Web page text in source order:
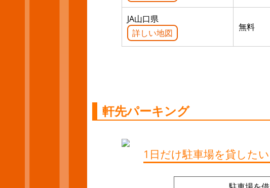
JA山口県
詳しい地図
無料
軒先パーキング
1日だけ駐車場を貸した